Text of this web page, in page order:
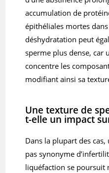
accumulation de
épithéliales mortes
déshydratation peut
sperme plus dense, car
concentre les
modifiant ainsi sa
Une texture de
t-elle un impact
Dans la plupart des cas,
pas synonyme
liquéfaction se poursuit